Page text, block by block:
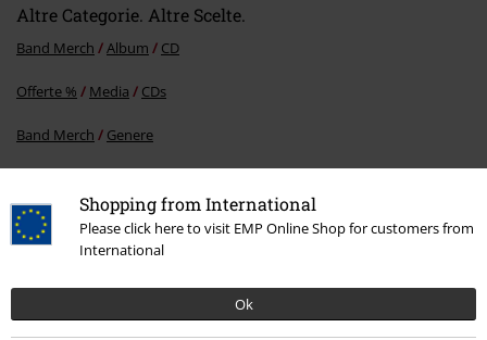
Shopping from International
Please click here to visit EMP Online Shop for customers from
International
Ok
Altre Categorie. Altre Scelte.
Band Merch Album CD
Offerte % Media CDs
Band Merch Genere
15%
Newsletter